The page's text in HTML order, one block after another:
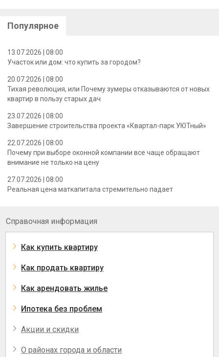
Популярное
13.07.2026 | 08:00
Участок или дом: что купить за городом?
20.07.2026 | 08:00
Тихая революция, или Почему зумеры отказываются от новых
квартир в пользу старых дач
23.07.2026 | 08:00
Завершение строительства проекта «Квартал-парк УЮТный»
22.07.2026 | 08:00
Почему при выборе оконной компании все чаще обращают
внимание не только на цену
27.07.2026 | 08:00
Реальная цена маткапитала стремительно падает
Справочная информация
Как купить квартиру
Как продать квартиру
Как арендовать жилье
Ипотека без проблем
Акции и скидки
О районах города и области